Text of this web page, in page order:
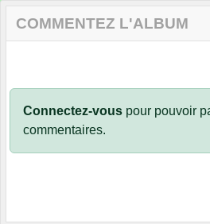
COMMENTEZ L'ALBUM
Connectez-vous pour pouvoir
commentaires.